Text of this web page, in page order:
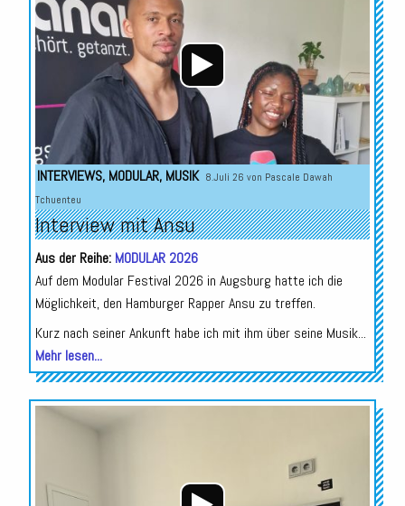
INTERVIEWS, MODULAR, MUSIK 8.Juli 26 von Pascale Dawah
Tchuenteu
Interview mit Ansu
Aus der Reihe: MODULAR 2026
Auf dem Modular Festival 2026 in Augsburg hatte ich die
Möglichkeit, den Hamburger Rapper Ansu zu treffen.
Kurz nach seiner Ankunft habe ich mit ihm über seine Musik...
Mehr lesen...
Audio-
Player